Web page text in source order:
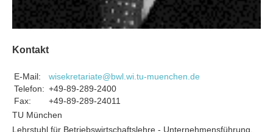
Kontakt
E-Mail:
wisekretariate@bwl.wi.tu-muenchen.de
Telefon: +49-89-289-2400
Fax:
+49-89-289-24011
TU München
Lehrstuhl für Betriebswirtschaftslehre - Unternehmensführung,